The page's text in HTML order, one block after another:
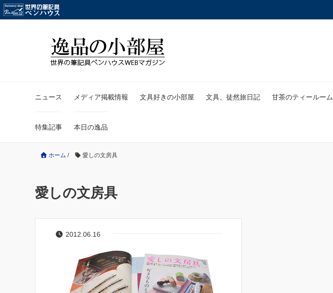
ニュース メディア掲載情報 文具好きの小部屋 文具、徒然旅日記 甘茶のティールーム
特集記事 本日の逸品
ホーム / 愛しの文房具
愛しの文房具
2012.06.16